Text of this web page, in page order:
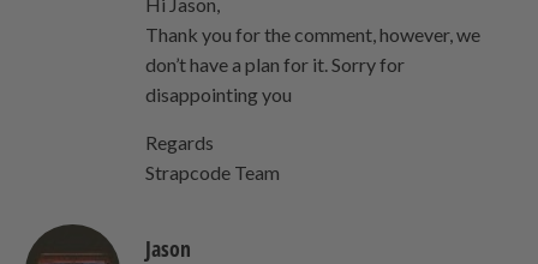
Thank you for the comment, however, we
don’t have a plan for it. Sorry for
disappointing you
Regards
Strapcode Team
Jason